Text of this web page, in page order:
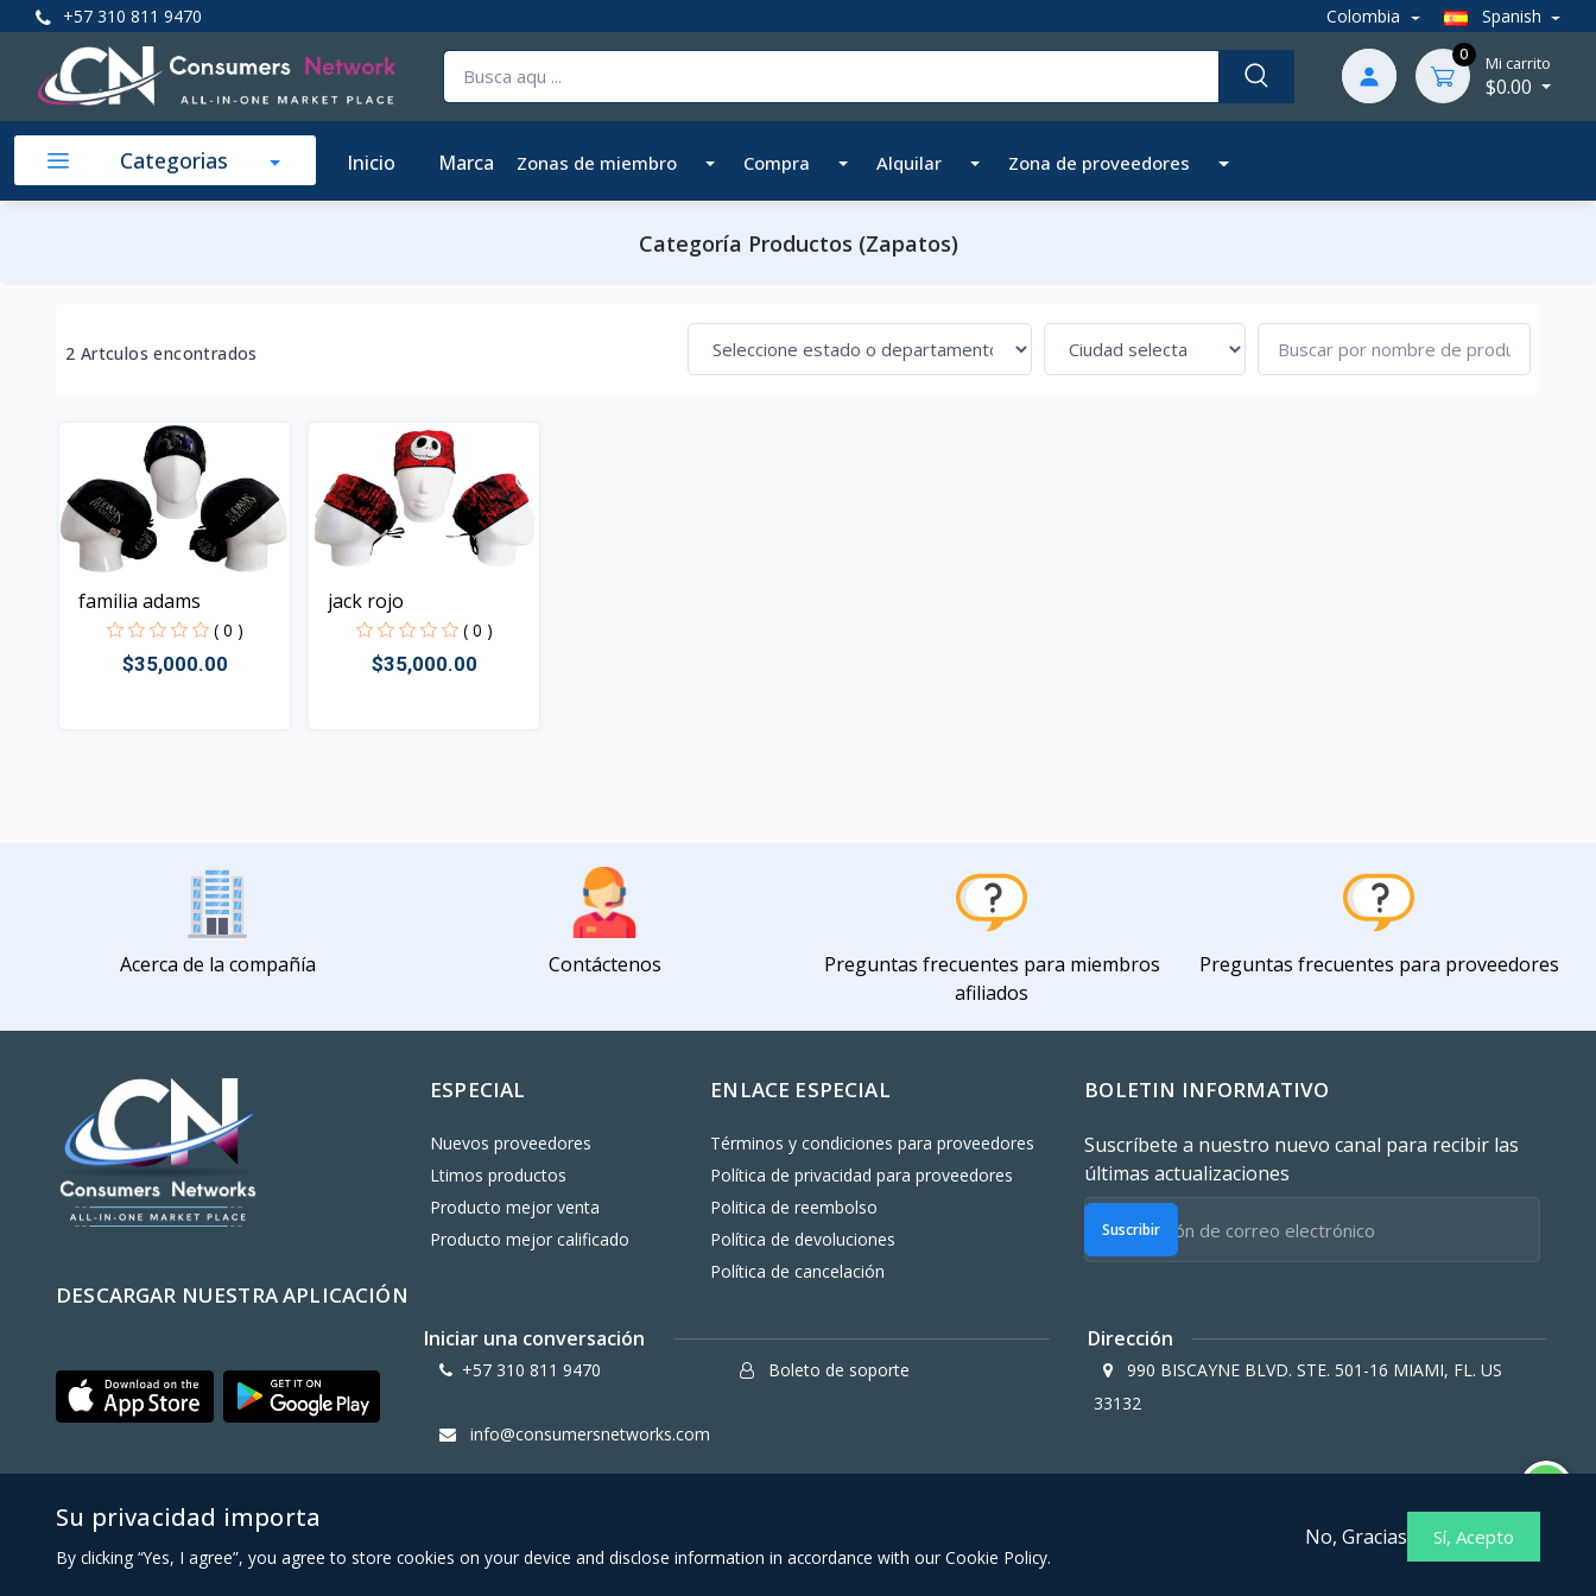
+57 310 811 9470 Colombia Spanish
0 Mi carrito
$0.00
Categorias Inicio Marca Zonas de miembro Compra Alquilar Zona de proveedores
Categoría Productos (Zapatos)
2 Artculos encontrados
familia adams
( 0 )
$35,000.00
jack rojo
( 0 )
$35,000.00
Acerca de la compañía Contáctenos
Preguntas frecuentes para miembros
afiliados
Preguntas frecuentes para proveedores
DESCARGAR NUESTRA APLICACIÓN
ESPECIAL
Nuevos proveedores
Ltimos productos
Producto mejor venta
Producto mejor calificado
ENLACE ESPECIAL
Términos y condiciones para proveedores
Política de privacidad para proveedores
Politica de reembolso
Política de devoluciones
Política de cancelación
BOLETIN INFORMATIVO
Suscríbete a nuestro nuevo canal para recibir las
últimas actualizaciones
Suscribir
Iniciar una conversación
+57 310 811 9470 Boleto de soporte
info@consumersnetworks.com
Dirección
990 BISCAYNE BLVD. STE. 501-16 MIAMI, FL. US
33132
Copy Right CONSUMERS NETWORK@2024 Términos y condiciones para miembros afiliados Política de privacidad para miembros afiliados
Su privacidad importa
By clicking “Yes, I agree”, you agree to store cookies on your device and disclose information in accordance with our Cookie Policy.
No, Gracias Sí, Acepto